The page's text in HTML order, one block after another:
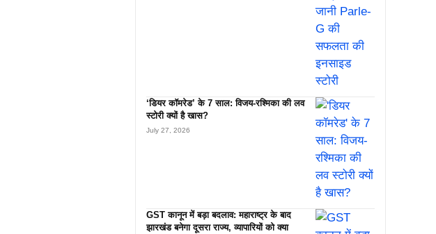
‘डियर कॉमरेड’ के 7 साल: विजय-रश्मिका की लव
स्टोरी क्यों है खास?
July 27, 2026
GST कानून में बड़ा बदलाव: महाराष्ट्र के बाद
झारखंड बनेगा दूसरा राज्य, व्यापारियों को क्या